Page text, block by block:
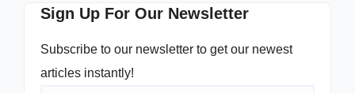
Sign Up For Our Newsletter
Subscribe to our newsletter to get our newest
articles instantly!